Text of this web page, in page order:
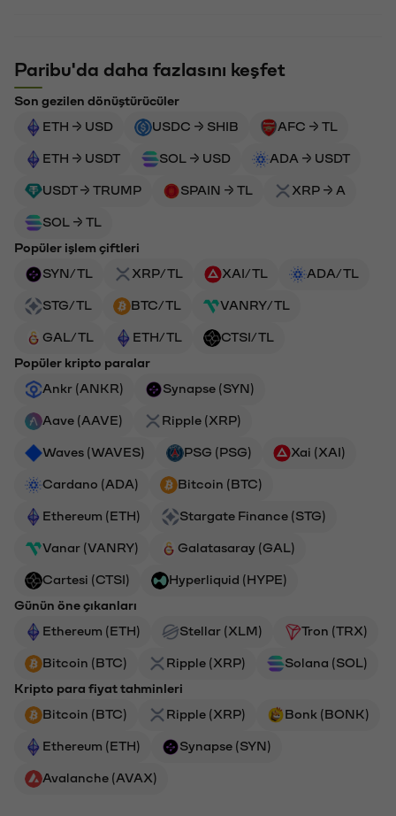
Paribu'da daha fazlasını keşfet
Son gezilen dönüştürücüler
ETH → USD
USDC → SHIB AFC → TL
ETH → USDT SOL → USD ADA → USDT
USDT → TRUMP SPAIN → TL XRP → A
SOL → TL
Popüler işlem çiftleri
SYN/TL
XRP/TL XAI/TL ADA/TL
STG/TL BTC/TL VANRY/TL
GAL/TL ETH/TL
CTSI/TL
Popüler kripto paralar
Ankr (ANKR)
Synapse (SYN)
Aave (AAVE) Ripple (XRP)
Waves (WAVES) PSG (PSG) Xai (XAI)
Cardano (ADA) Bitcoin (BTC)
Ethereum (ETH) Stargate Finance (STG)
Vanar (VANRY) Galatasaray (GAL)
Cartesi (CTSI)
Hyperliquid (HYPE)
Günün öne çıkanları
Ethereum (ETH)
Stellar (XLM) Tron (TRX)
Bitcoin (BTC) Ripple (XRP)
Solana (SOL)
Kripto para fiyat tahminleri
Bitcoin (BTC)
Ripple (XRP) Bonk (BONK)
Ethereum (ETH) Synapse (SYN)
Avalanche (AVAX)